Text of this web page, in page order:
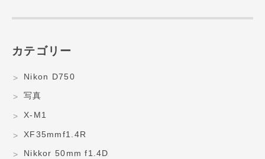
カテゴリー
Nikon D750
写真
X-M1
XF35mmf1.4R
Nikkor 50mm f1.4D